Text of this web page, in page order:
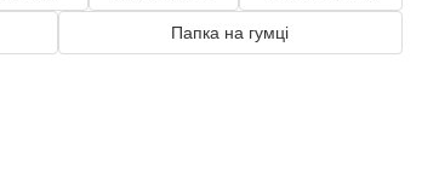
Папка на гумці